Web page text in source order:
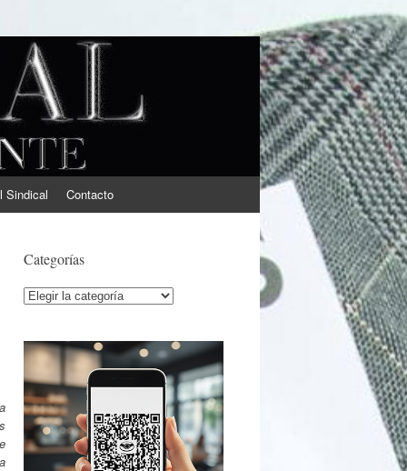
Sindical Contacto
Categorías
Categorías